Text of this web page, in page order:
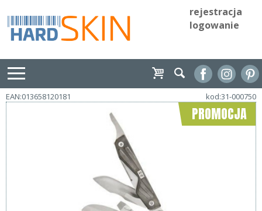
rejestracja
logowanie
EAN:013658120181 kod:31-000750
PROMOCJA